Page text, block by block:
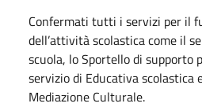
Confermati tutti i servizi per il
dell’attività scolastica come il
scuola, lo Sportello di supporto
servizio di Educativa scolastica
Mediazione Culturale.